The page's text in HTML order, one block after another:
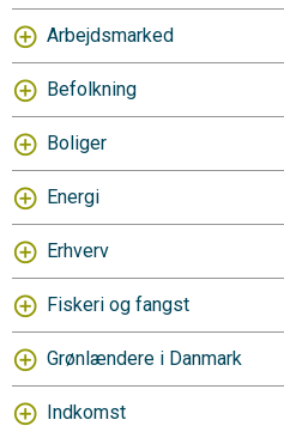
Arbejdsmarked
Befolkning
Boliger
Energi
Erhverv
Fiskeri og fangst
Grønlændere i Danmark
Indkomst